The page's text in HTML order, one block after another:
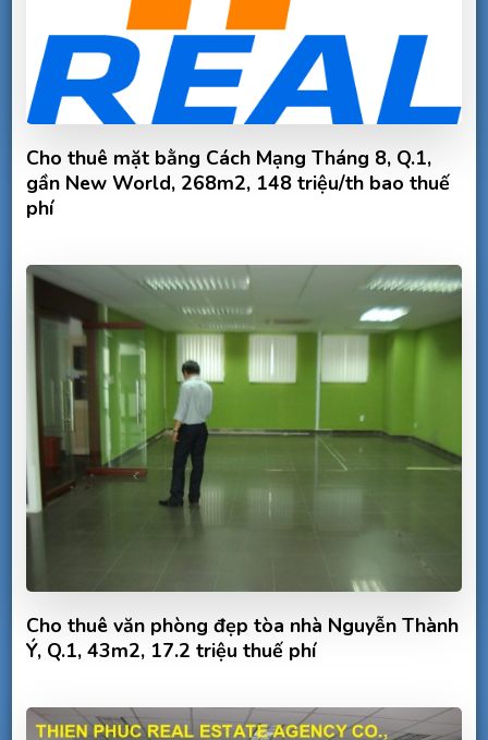
Cho thuê mặt bằng Cách Mạng Tháng 8, Q.1,
gần New World, 268m2, 148 triệu/th bao thuế
phí
Cho thuê văn phòng đẹp tòa nhà Nguyễn Thành
Ý, Q.1, 43m2, 17.2 triệu thuế phí